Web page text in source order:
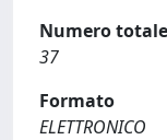
Numero
37
Formato
ELETTRONICO